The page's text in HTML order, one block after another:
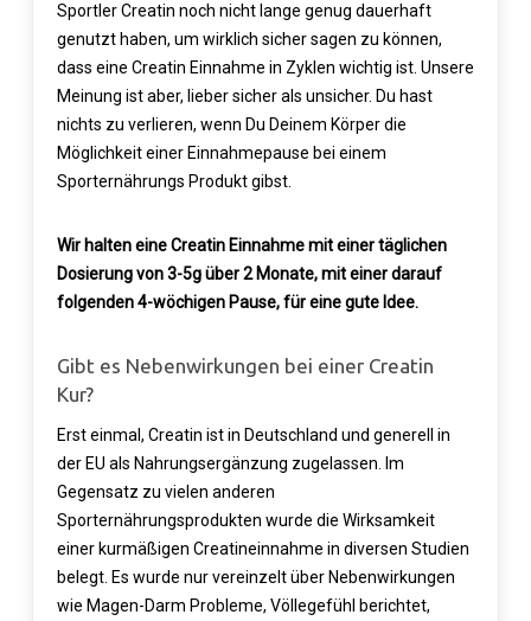
Sportler Creatin noch nicht lange genug dauerhaft
genutzt haben, um wirklich sicher sagen zu können,
dass eine Creatin Einnahme in Zyklen wichtig ist. Unsere
Meinung ist aber, lieber sicher als unsicher. Du hast
nichts zu verlieren, wenn Du Deinem Körper die
Möglichkeit einer Einnahmepause bei einem
Sporternährungs Produkt gibst.
Wir halten eine Creatin Einnahme mit einer täglichen
Dosierung von 3-5g über 2 Monate, mit einer darauf
folgenden 4-wöchigen Pause, für eine gute Idee.
Gibt es Nebenwirkungen bei einer Creatin
Kur?
Erst einmal, Creatin ist in Deutschland und generell in
der EU als Nahrungsergänzung zugelassen. Im
Gegensatz zu vielen anderen
Sporternährungsprodukten wurde die Wirksamkeit
einer kurmäßigen Creatineinnahme in diversen Studien
belegt. Es wurde nur vereinzelt über Nebenwirkungen
wie Magen-Darm Probleme, Völlegefühl berichtet,